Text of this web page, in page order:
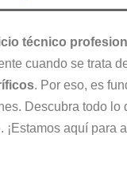
técnico
cuando se trata
. Por eso, es
Descubra todo lo
¡Estamos aquí para